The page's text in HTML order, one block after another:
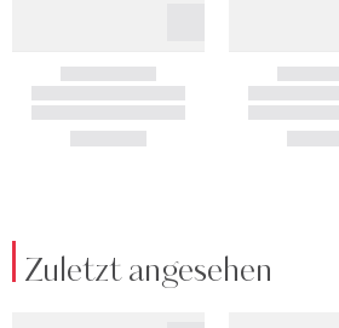
Zuletzt angesehen